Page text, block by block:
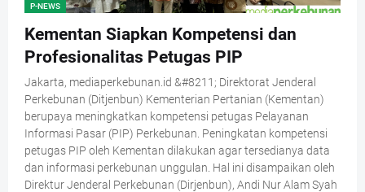
P-NEWS
Kementan Siapkan Kompetensi dan
Profesionalitas Petugas PIP
Jakarta, mediaperkebunan.id &#8211; Direktorat Jenderal
Perkebunan (Ditjenbun) Kementerian Pertanian (Kementan)
berupaya meningkatkan kompetensi petugas Pelayanan
Informasi Pasar (PIP) Perkebunan. Peningkatan kompetensi
petugas PIP oleh Kementan dilakukan agar tersedianya data
dan informasi perkebunan unggulan. Hal ini disampaikan oleh
Direktur Jenderal Perkebunan (Dirjenbun), Andi Nur Alam Syah